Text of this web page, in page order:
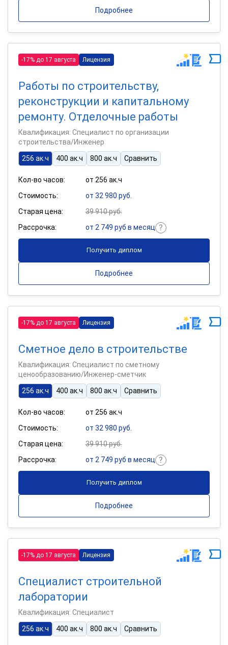
Подробнее
-17% до 17 августа Лицензия
Работы по строительству,
реконструкции и капитальному
ремонту. Отделочные работы
Квалификация: Специалист по организации
строительства/Инженер
256 ак.ч
400 ак.ч 800 ак.ч Сравнить
Кол-во часов:
от 256 ак.ч
Стоимость:
от 32 980 руб.
Старая цена:
39 910 руб.
Рассрочка:
от 2 749 руб в месяц
Получить диплом
Подробнее
-17% до 17 августа Лицензия
Сметное дело в строительстве
Квалификация: Специалист по сметному
ценообразованию/Инженер-сметчик
256 ак.ч
400 ак.ч 800 ак.ч Сравнить
Кол-во часов:
от 256 ак.ч
Стоимость:
от 32 980 руб.
Старая цена:
39 910 руб.
Рассрочка:
от 2 749 руб в месяц
Получить диплом
Подробнее
-17% до 17 августа Лицензия
Специалист строительной
лаборатории
Квалификация: Специалист
256 ак.ч
400 ак.ч 800 ак.ч Сравнить